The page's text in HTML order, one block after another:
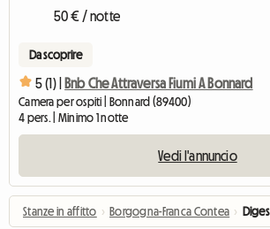
50 € / notte
Da scoprire
5 (1) | Bnb Che Attraversa Fiumi A Bonnard
Camera per ospiti | Bonnard (89400)
4 pers. | Minimo 1 notte
Vedi l'annuncio
Stanze in affitto › Borgogna-Franca Contea › Diges